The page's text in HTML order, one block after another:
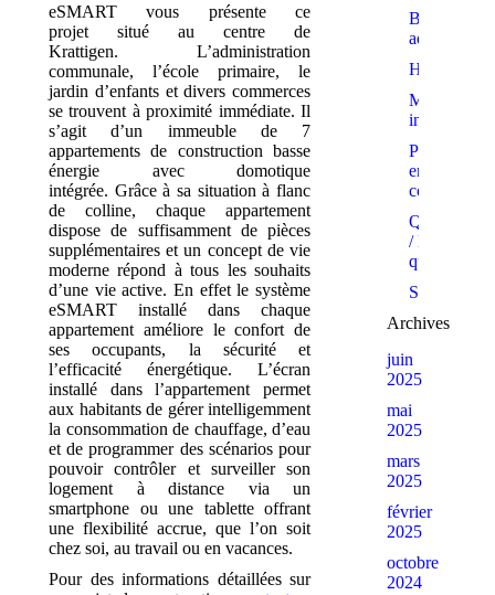
eSMART vous présente ce
projet situé au centre de
Krattigen. L’administration
communale, l’école primaire, le
jardin d’enfants et divers commerces
se trouvent à proximité immédiate. Il
s’agit d’un immeuble de 7
appartements de construction basse
énergie avec domotique
intégrée. Grâce à sa situation à flanc
de colline, chaque appartement
dispose de suffisamment de pièces
supplémentaires et un concept de vie
moderne répond à tous les souhaits
d’une vie active. En effet le système
eSMART installé dans chaque
appartement améliore le confort de
ses occupants, la sécurité et
l’efficacité énergétique. L’écran
installé dans l’appartement permet
aux habitants de gérer intelligemment
la consommation de chauffage, d’eau
et de programmer des scénarios pour
pouvoir contrôler et surveiller son
logement à distance via un
smartphone ou une tablette offrant
une flexibilité accrue, que l’on soit
chez soi, au travail ou en vacances.
Pour des informations détaillées sur
Bâtiments
Hôtels
Maisons
Projets
en
cours
Quartiers
/ Eco-
quartiers
Showrooms
Archives
juin
2025
mai
2025
mars
2025
février
2025
octobre
2024